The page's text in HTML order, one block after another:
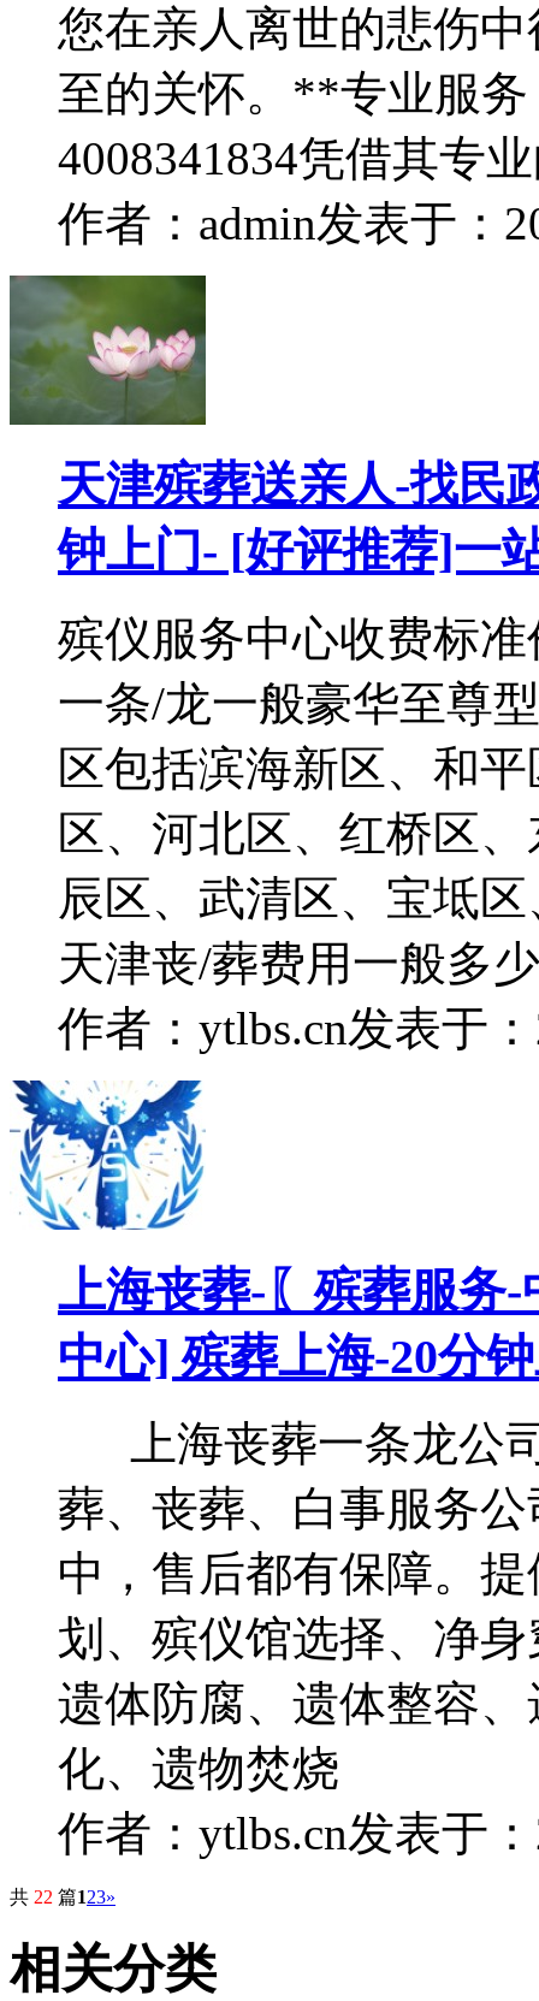
您在亲人离世的悲伤
至的关怀。**专业服
4008341834凭借其专
作者：admin发表于：
天津殡葬送亲人-找民
钟上门- [好评推荐]一
殡仪服务中心收费标
一条/龙一般豪华至尊
区包括滨海新区、和
区、河北区、红桥区
辰区、武清区、宝坻
天津丧/葬费用一般多
作者：ytlbs.cn发表于
上海丧葬-〖殡葬服务
中心] 殡葬上海-20分
上海丧葬一条龙公
葬、丧葬、白事服务
中，售后都有保障。
划、殡仪馆选择、净
遗体防腐、遗体整容
化、遗物焚烧
作者：ytlbs.cn发表于
共 22 篇123»
相关分类